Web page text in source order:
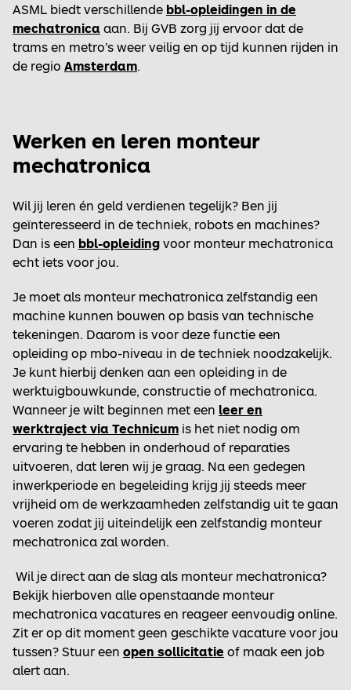
ASML biedt verschillende bbl-opleidingen in de
mechatronica aan. Bij GVB zorg jij ervoor dat de
trams en metro’s weer veilig en op tijd kunnen rijden in
de regio Amsterdam.
Werken en leren monteur
mechatronica
Wil jij leren én geld verdienen tegelijk? Ben jij
geïnteresseerd in de techniek, robots en machines?
Dan is een bbl-opleiding voor monteur mechatronica
echt iets voor jou.
Je moet als monteur mechatronica zelfstandig een
machine kunnen bouwen op basis van technische
tekeningen. Daarom is voor deze functie een
opleiding op mbo-niveau in de techniek noodzakelijk.
Je kunt hierbij denken aan een opleiding in de
werktuigbouwkunde, constructie of mechatronica.
Wanneer je wilt beginnen met een leer en
werktraject via Technicum is het niet nodig om
ervaring te hebben in onderhoud of reparaties
uitvoeren, dat leren wij je graag. Na een gedegen
inwerkperiode en begeleiding krijg jij steeds meer
vrijheid om de werkzaamheden zelfstandig uit te gaan
voeren zodat jij uiteindelijk een zelfstandig monteur
mechatronica zal worden.
Wil je direct aan de slag als monteur mechatronica?
Bekijk hierboven alle openstaande monteur
mechatronica vacatures en reageer eenvoudig online.
Zit er op dit moment geen geschikte vacature voor jou
tussen? Stuur een open sollicitatie of maak een job
alert aan.